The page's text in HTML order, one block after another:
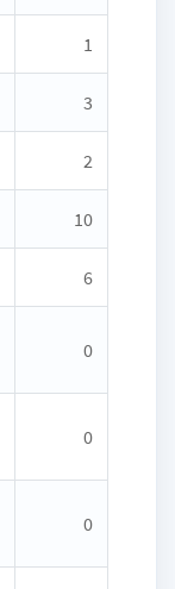
1
3
2
10
6
0
0
0